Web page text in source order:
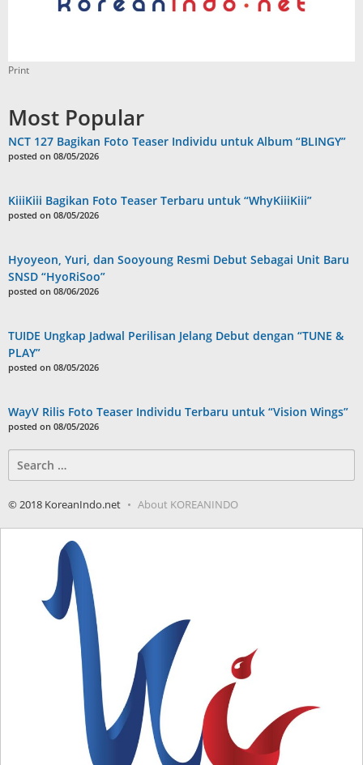
Print
Most Popular
NCT 127 Bagikan Foto Teaser Individu untuk Album “BLINGY”
posted on 08/05/2026
KiiiKiii Bagikan Foto Teaser Terbaru untuk “WhyKiiiKiii”
posted on 08/05/2026
Hyoyeon, Yuri, dan Sooyoung Resmi Debut Sebagai Unit Baru
SNSD “HyoRiSoo”
posted on 08/06/2026
TUIDE Ungkap Jadwal Perilisan Jelang Debut dengan “TUNE &
PLAY”
posted on 08/05/2026
WayV Rilis Foto Teaser Individu Terbaru untuk “Vision Wings”
posted on 08/05/2026
for:
© 2018 KoreanIndo.net About KOREANINDO